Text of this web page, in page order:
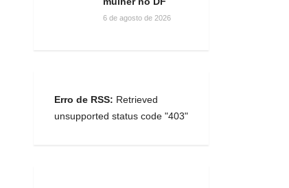
6 de agosto de 2026
Erro de RSS: Retrieved
unsupported status code "403"